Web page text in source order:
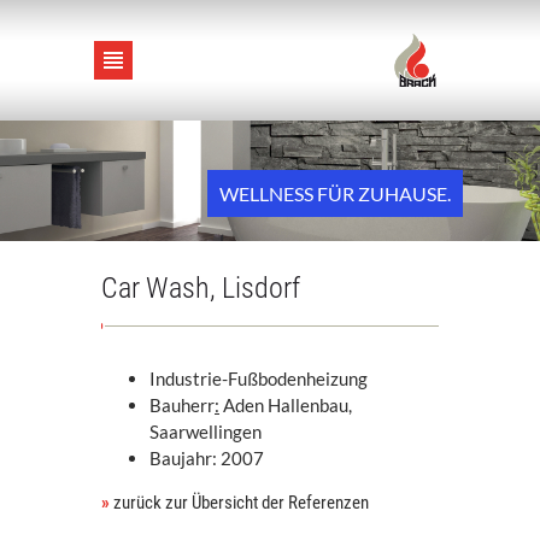
STARTSEITE
SERVICE
BAD / SANITÄR
LÜFTUNG / KLIMA
WELLNESS FÜR ZUHAUSE.
Car Wash, Lisdorf
Industrie-Fußbodenheizung
Bauherr: Aden Hallenbau,
Saarwellingen
Baujahr: 2007
» zurück zur Übersicht der Referenzen